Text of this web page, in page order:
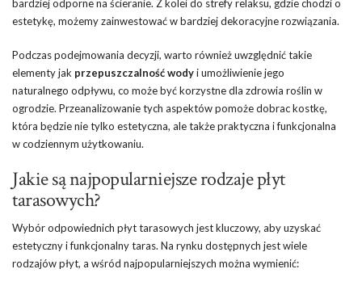
bardziej odporne na ścieranie. Z kolei do strefy relaksu, gdzie chodzi o
estetykę, możemy zainwestować w bardziej dekoracyjne rozwiązania.
Podczas podejmowania decyzji, warto również uwzględnić takie
elementy jak przepuszczalność wodyi umożliwienie jego
naturalnego odpływu, co może być korzystne dla zdrowia roślin w
ogrodzie. Przeanalizowanie tych aspektów pomoże dobrac kostkę,
która będzie nie tylko estetyczna, ale także praktyczna i funkcjonalna
w codziennym użytkowaniu.
Jakie są najpopularniejsze rodzaje płyt
tarasowych?
Wybór odpowiednich płyt tarasowych jest kluczowy, aby uzyskać
estetyczny i funkcjonalny taras. Na rynku dostępnych jest wiele
rodzajów płyt, a wśród najpopularniejszych można wymienić: